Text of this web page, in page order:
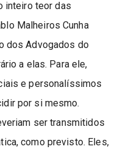
inteiro teor das
Malheiros Cunha
dos Advogados do
a elas. Para ele,
e personalíssimos
por si mesmo.
ser transmitidos
como previsto. Eles,